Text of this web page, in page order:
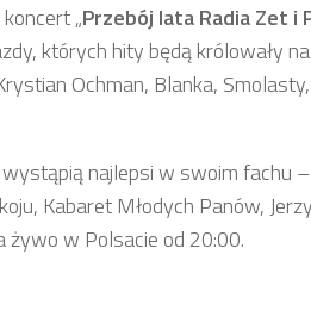
„Przebój lata Radia Zet i
których hity będą królowały
Ochman, Blanka,
wystąpią najlepsi w swoim fachu
Kabaret Młodych Panów,
żywo w Polsacie od 20:00.